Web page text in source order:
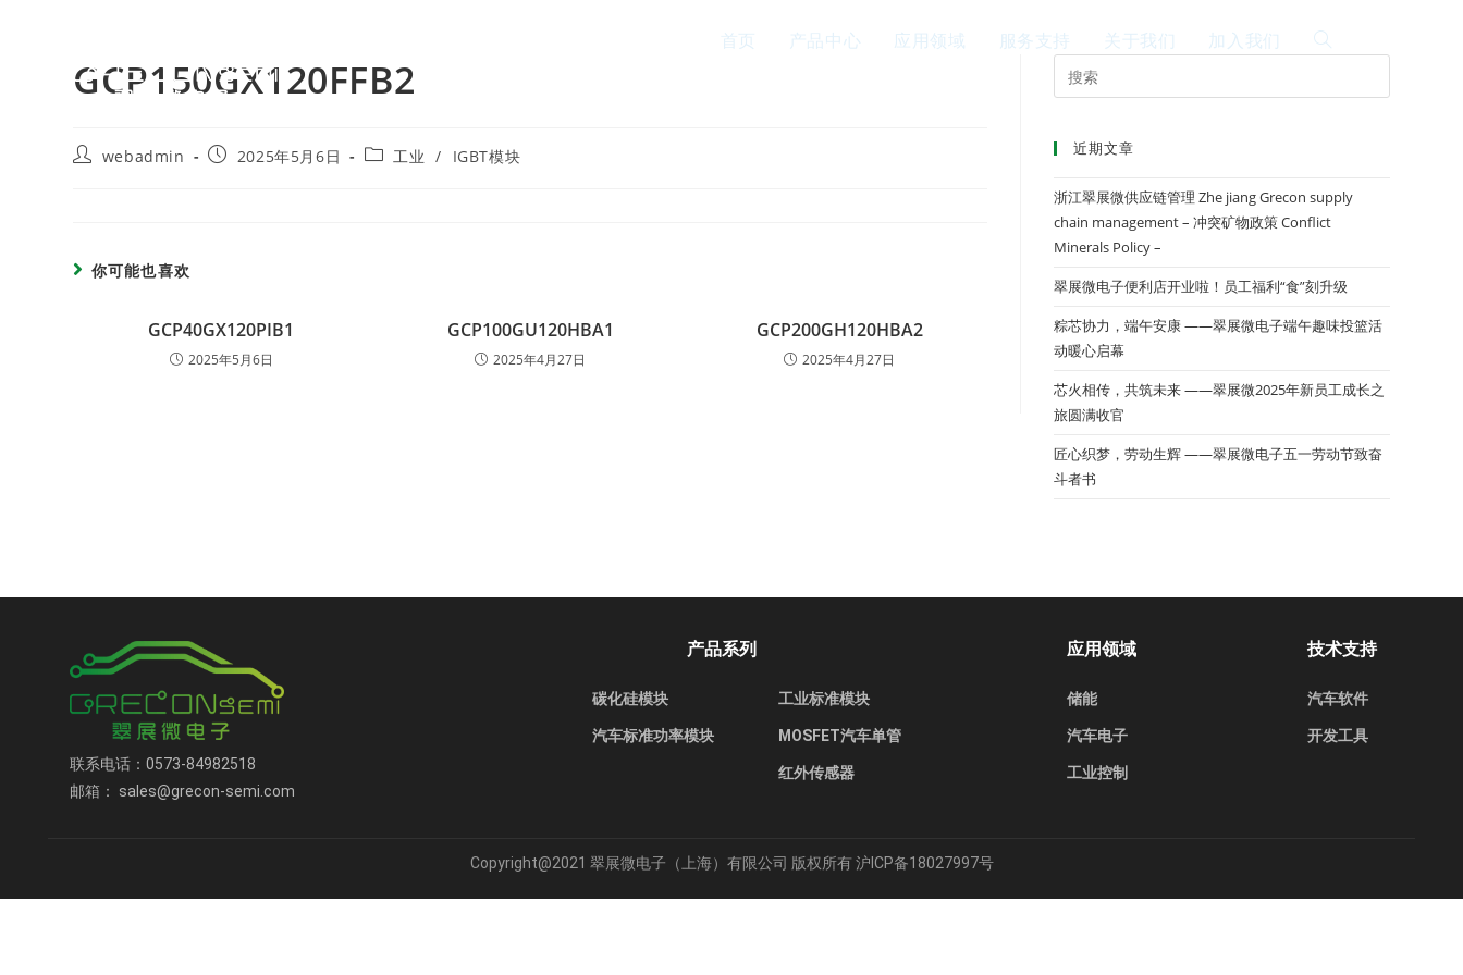
首页 产品中心 应用领域 服务支持 关于我们 加入我们
GCP150GX120FFB2
webadmin 2025年5月6日 工业 / IGBT模块
你可能也喜欢
GCP40GX120PIB1
2025年5月6日
GCP100GU120HBA1
2025年4月27日
GCP200GH120HBA2
2025年4月27日
近期文章
浙江翠展微供应链管理 Zhe jiang Grecon supply
chain management – 冲突矿物政策 Conflict
Minerals Policy –
翠展微电子便利店开业啦！员工福利“食”刻升级
粽芯协力，端午安康 ——翠展微电子端午趣味投篮活
动暖心启幕
芯火相传，共筑未来 ——翠展微2025年新员工成长之
旅圆满收官
匠心织梦，劳动生辉 ——翠展微电子五一劳动节致奋
斗者书
联系电话：0573-84982518
邮箱： sales@grecon-semi.com
产品系列
碳化硅模块
汽车标准功率模块
工业标准模块
MOSFET汽车单管
红外传感器
应用领域
储能
汽车电子
工业控制
技术支持
汽车软件
开发工具
Copyright@2021 翠展微电子（上海）有限公司 版权所有沪ICP备18027997号